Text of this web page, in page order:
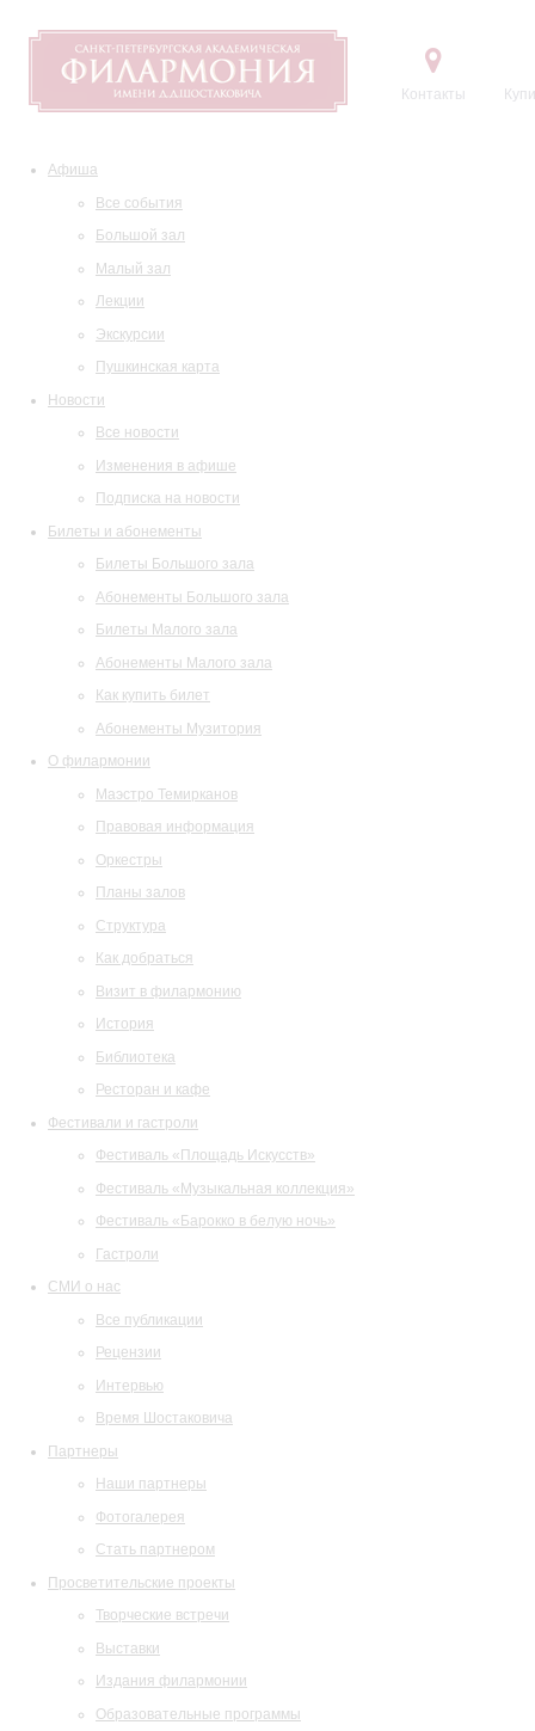
Контакты
Афиша
Все события
Большой зал
Малый зал
Лекции
Экскурсии
Пушкинская карта
Новости
Все новости
Изменения в афише
Подписка на новости
Билеты и абонементы
Билеты Большого зала
Абонементы Большого зала
Билеты Малого зала
Абонементы Малого зала
Как купить билет
Абонементы Музитория
О филармонии
Маэстро Темирканов
Правовая информация
Оркестры
Планы залов
Структура
Как добраться
Визит в филармонию
История
Библиотека
Ресторан и кафе
Фестивали и гастроли
Фестиваль «Площадь Искусств»
Фестиваль «Музыкальная коллекция»
Фестиваль «Барокко в белую ночь»
Гастроли
СМИ о нас
Все публикации
Рецензии
Интервью
Время Шостаковича
Партнеры
Наши партнеры
Фотогалерея
Стать партнером
Просветительские проекты
Творческие встречи
Выставки
Издания филармонии
Образовательные программы